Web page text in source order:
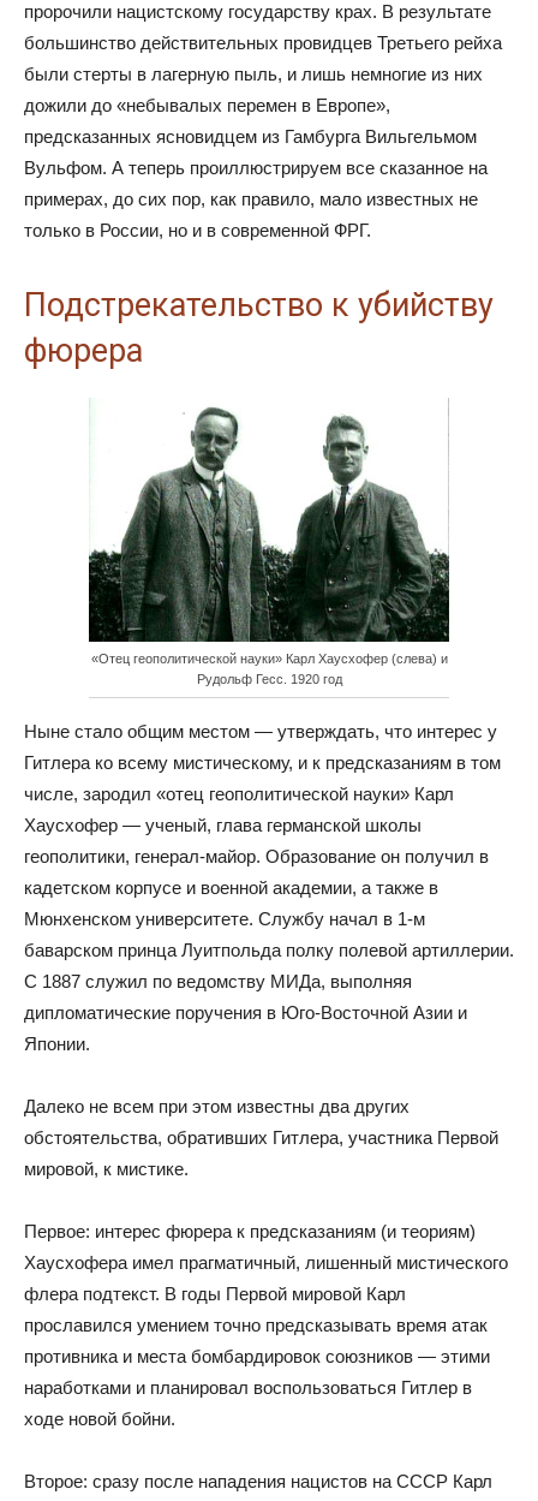
пророчили нацистскому государству крах. В результате
большинство действительных провидцев Третьего рейха
были стерты в лагерную пыль, и лишь немногие из них
дожили до «небывалых перемен в Европе»,
предсказанных ясновидцем из Гамбурга Вильгельмом
Вульфом. А теперь проиллюстрируем все сказанное на
примерах, до сих пор, как правило, мало известных не
только в России, но и в современной ФРГ.
Подстрекательство к убийству
фюрера
«Отец геополитической науки» Карл Хаусхофер (слева) и
Рудольф Гесс. 1920 год
Ныне стало общим местом — утверждать, что интерес у
Гитлера ко всему мистическому, и к предсказаниям в том
числе, зародил «отец геополитической науки» Карл
Хаусхофер — ученый, глава германской школы
геополитики, генерал-майор. Образование он получил в
кадетском корпусе и военной академии, а также в
Мюнхенском университете. Службу начал в 1-м
баварском принца Луитпольда полку полевой артиллерии.
С 1887 служил по ведомству МИДа, выполняя
дипломатические поручения в Юго-Восточной Азии и
Японии.
Далеко не всем при этом известны два других
обстоятельства, обративших Гитлера, участника Первой
мировой, к мистике.
Первое: интерес фюрера к предсказаниям (и теориям)
Хаусхофера имел прагматичный, лишенный мистического
флера подтекст. В годы Первой мировой Карл
прославился умением точно предсказывать время атак
противника и места бомбардировок союзников — этими
наработками и планировал воспользоваться Гитлер в
ходе новой бойни.
Второе: сразу после нападения нацистов на СССР Карл